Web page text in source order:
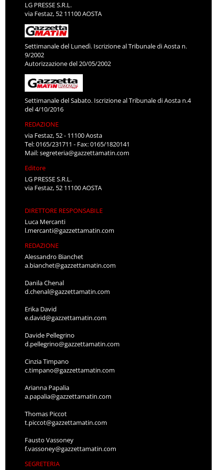
LG PRESSE S.R.L.
via Festaz, 52 11100 AOSTA
Settimanale del Lunedì. Iscrizione al Tribunale di Aosta n.
9/2002
Autorizzazione del 20/05/2002
Settimanale del Sabato. Iscrizione al Tribunale di Aosta n.4
del 4/10/2016
REDAZIONE
via Festaz, 52 - 11100 Aosta
Tel: 0165/231711 - Fax: 0165/1820141
Mail:segreteria@gazzettamatin.com
Editore
LG PRESSE S.R.L.
via Festaz, 52 11100 AOSTA
DIRETTORE RESPONSABILE
Luca Mercanti
l.mercanti@gazzettamatin.com
REDAZIONE
Alessandro Bianchet
a.bianchet@gazzettamatin.com
Danila Chenal
d.chenal@gazzettamatin.com
Erika David
e.david@gazzettamatin.com
Davide Pellegrino
d.pellegrino@gazzettamatin.com
Cinzia Timpano
c.timpano@gazzettamatin.com
Arianna Papalia
a.papalia@gazzettamatin.com
Thomas Piccot
t.piccot@gazzettamatin.com
Fausto Vassoney
f.vassoney@gazzettamatin.com
SEGRETERIA